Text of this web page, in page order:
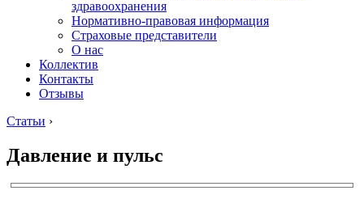
здравоохранения
Нормативно-правовая информация
Страховые представители
О нас
Коллектив
Контакты
Отзывы
Статьи ›
Давление и пульс